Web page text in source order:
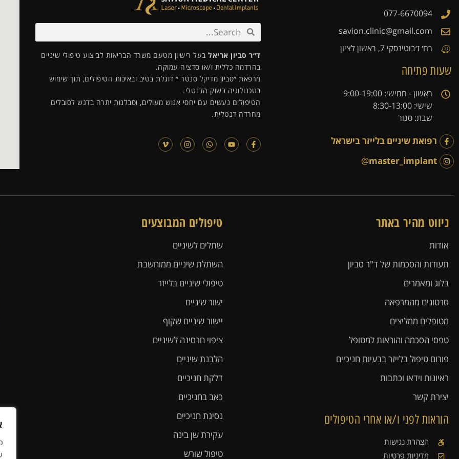
077-6670094
savion.clinic@gmail.com
רח׳ ז׳בוטינסקי 7, ראשון לציון
שעות פתיחה
ראשון - חמישי: 9:00-19:00
שישי: 8:30-13:00
שבת: סגור
רפואת שיניים בלייזר בישראל
@master_implant
ד״ר סביון אריאלבעל רישיון מטעם משרד הבריאות לביצוע טיפולי שיניים
בהרדמה כללית ו/או סדציה עמוקה.
מרפאת ״סביון מדיקל סנטר ״ דוגלת בטיב ובאיכות הטיפולים, תוך שימוש
בטכנולוגיה בשוק הדנטלי.
הטיפולים נעשים עם יחסי אנוש מעולים, וסבלנות יתרה בדגש לסובלים
מחרדה דנטלית.
ניווט מהיר באתר
אודות
תעודות והסכמות של ד"ר סביון
בלוג ומאמרים
סרטונים מהמרפאה
מטופלים ממליצים
טפסי הסכמה והוראות למטופל
פורום טיפול בלייזר בבעיות חניכיים
ראיונות וידאו וכתבות
יצירת קשר
הוראות לפני ו/או אחרי הטיפולים
הצהרת נגישות
מדיניות פרטיות
טיפולים המבוצעים
שתלים לשיניים
השתלת שיניים ממוחשבת
טיפולי שיניים בלייזר
ישור שיניים
יישור שיניים שקוף
ציפוי חרסינה לשיניים
הלבנת שיניים
דלקת חניכיים
כאב בחניכיים
נסיגת חניכיים
עקירת שן בינה
טיפול שורש